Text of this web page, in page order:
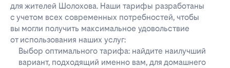
для жителей Шолохова. Наши тарифы разработаны
с учетом всех современных потребностей, чтобы
вы могли получить максимальное удовольствие
от использования наших услуг:
Выбор оптимального тарифа: найдите наилучший
вариант, подходящий именно вам, для домашнего